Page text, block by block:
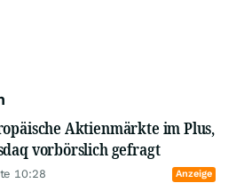
Aktienmärkte im Plus,
vorbörslich gefragt
10:28 Anzeige